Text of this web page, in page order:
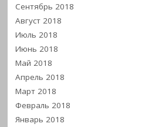
Сентябрь 2018
Август 2018
Июль 2018
Июнь 2018
Май 2018
Апрель 2018
Март 2018
Февраль 2018
Январь 2018